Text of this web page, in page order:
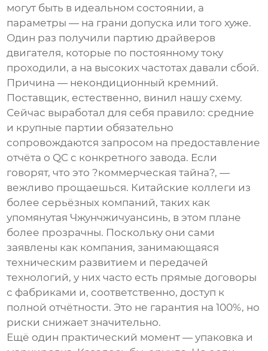
могут быть в идеальном состоянии, а
параметры — на грани допуска или того хуже.
Один раз получили партию драйверов
двигателя, которые по постоянному току
проходили, а на высоких частотах давали сбой.
Причина — некондиционный кремний.
Поставщик, естественно, винил нашу схему.
Сейчас выработал для себя правило: средние
и крупные партии обязательно
сопровождаются запросом на предоставление
отчёта о QC с конкретного завода. Если
говорят, что это ?коммерческая тайна?, —
вежливо прощаешься. Китайские коллеги из
более серьёзных компаний, таких как
упомянутая Чжунчжичуансинь, в этом плане
более прозрачны. Поскольку они сами
заявлены как компания, занимающаяся
техническим развитием и передачей
технологий, у них часто есть прямые договоры
с фабриками и, соответственно, доступ к
полной отчётности. Это не гарантия на 100%, но
риски снижает значительно.
Ещё один практический момент — упаковка и